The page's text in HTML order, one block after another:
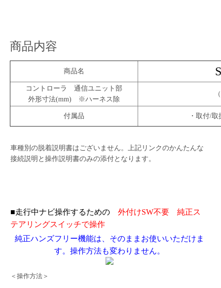
商品内容
商品名
コントローラ 通信ユニット部
外形寸法(mm) ※ハーネス除
（W）
付属品 ・取付/取
車種別の脱着説明書はございません。上記リンクのかんたんな
接続説明と操作説明書のみの添付となります。
■走行中ナビ操作するための 外付けSW不要 純正ス
テアリングスイッチで操作
純正ハンズフリー機能は、そのままお使いいただけま
す。操作方法も変わりません。
＜操作方法＞